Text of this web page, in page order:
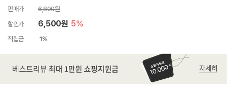
판매가
6,800원
할인가
6,500원 5%
적립금 1%